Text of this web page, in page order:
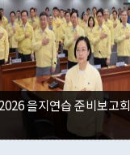
을지연습 준비보고회